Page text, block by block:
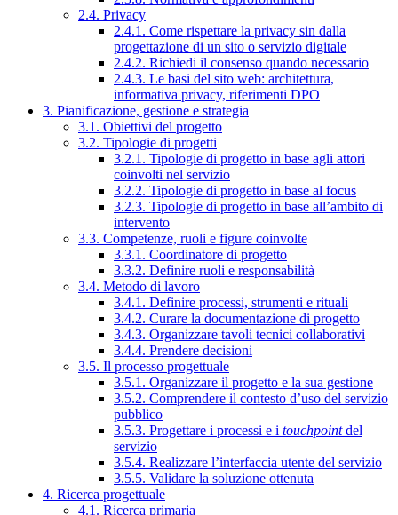
2.4. Privacy
2.4.1. Come rispettare la privacy sin dalla
progettazione di un sito o servizio digitale
2.4.2. Richiedi il consenso quando necessario
2.4.3. Le basi del sito web: architettura,
informativa privacy, riferimenti DPO
3. Pianificazione, gestione e strategia
3.1. Obiettivi del progetto
3.2. Tipologie di progetti
3.2.1. Tipologie di progetto in base agli attori
coinvolti nel servizio
3.2.2. Tipologie di progetto in base al focus
3.2.3. Tipologie di progetto in base all’ambito di
intervento
3.3. Competenze, ruoli e figure coinvolte
3.3.1. Coordinatore di progetto
3.3.2. Definire ruoli e responsabilità
3.4. Metodo di lavoro
3.4.1. Definire processi, strumenti e rituali
3.4.2. Curare la documentazione di progetto
3.4.3. Organizzare tavoli tecnici collaborativi
3.4.4. Prendere decisioni
3.5. Il processo progettuale
3.5.1. Organizzare il progetto e la sua gestione
3.5.2. Comprendere il contesto d’uso del servizio
pubblico
3.5.3. Progettare i processi e i touchpointdel
servizio
3.5.4. Realizzare l’interfaccia utente del servizio
3.5.5. Validare la soluzione ottenuta
4. Ricerca progettuale
4.1. Ricerca primaria